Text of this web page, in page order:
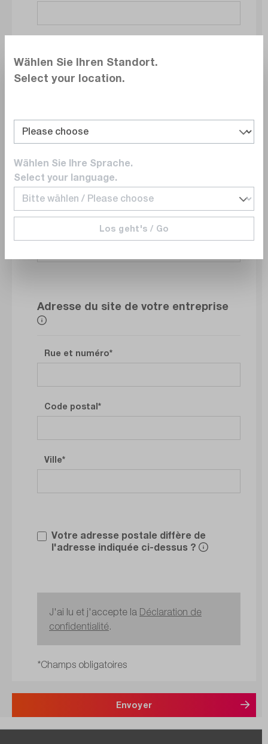
E-mail
Numéro de téléphone
Adresse du site de votre entreprise
Rue et numéro
Code postal
Ville
Votre adresse postale diffère de
l'adresse indiquée ci-dessus ?
J'ai lu et j'accepte la Déclaration de
confidentialité.
*Champs obligatoires
Envoyer
Wählen Sie Ihren Standort.
Select your location.
Wählen Sie Ihre Sprache.
Select your language.
Los geht's / Go